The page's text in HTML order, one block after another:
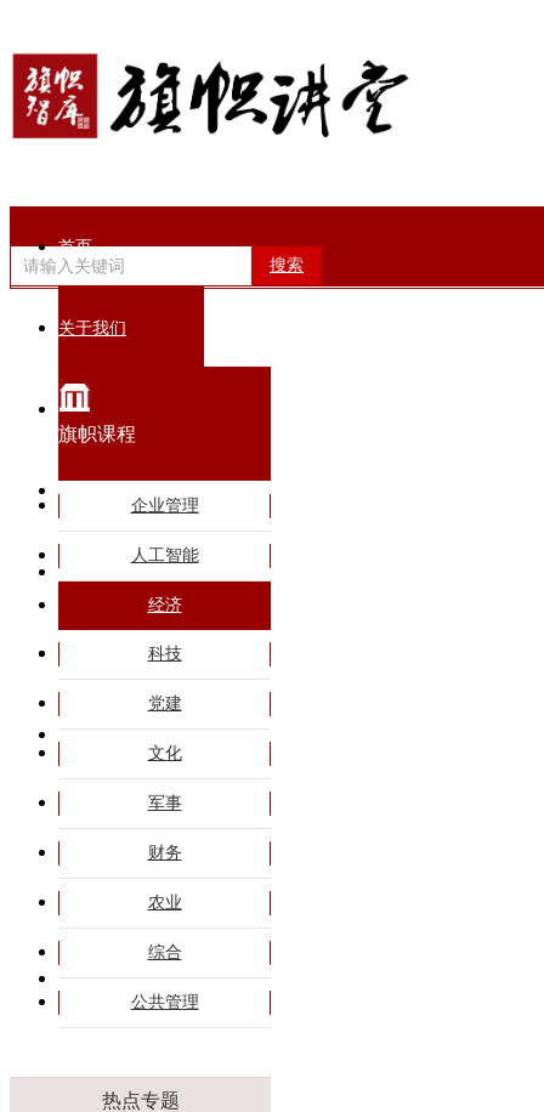
搜索
首页
关于我们
旗帜动态
智库专家
旗帜课程
商务合作
政策解读 高端会议
联系我们
旗帜课程
企业管理
人工智能
经济
科技
党建
文化
军事
财务
农业
综合
公共管理
热点专题